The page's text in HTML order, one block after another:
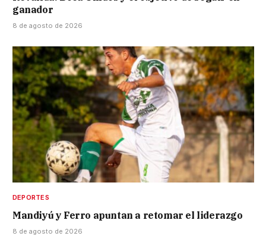
ganador
8 de agosto de 2026
DEPORTES
Mandiyú y Ferro apuntan a retomar el liderazgo
8 de agosto de 2026